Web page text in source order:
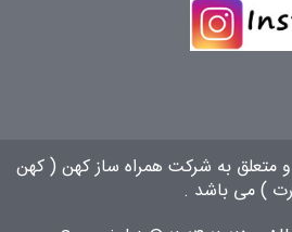
متعلق به شرکت همراه ساز کهن (کهن
) می باشد .